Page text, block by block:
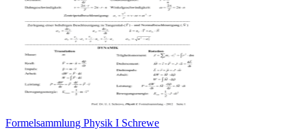
Formelsammlung Physik I Schrewe